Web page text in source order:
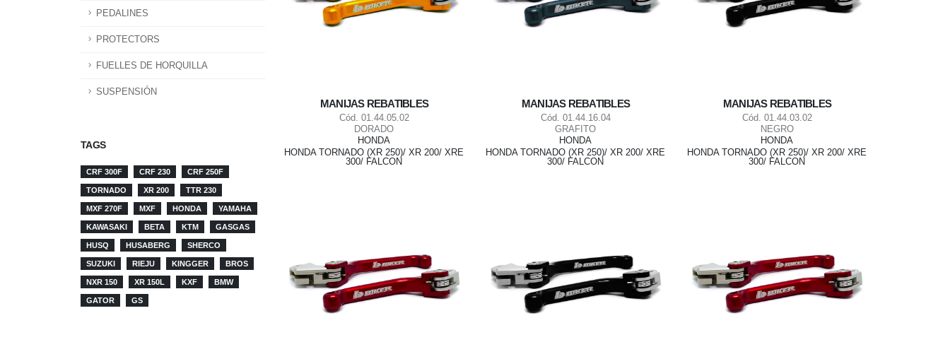
PEDALINES
PROTECTORS
FUELLES DE HORQUILLA
SUSPENSIÓN
TAGS
CRF 300F CRF 230 CRF 250F
TORNADO XR 200 TTR 230
MXF 270F MXF HONDA YAMAHA
KAWASAKI BETA KTM GASGAS
HUSQ HUSABERG SHERCO
SUZUKI RIEJU KINGGER BROS
NXR 150 XR 150L KXF BMW
GATOR GS
MANIJAS REBATIBLES
Cód. 01.44.05.02
DORADO
HONDA
HONDA TORNADO (XR 250)/ XR 200/ XRE
300/ FALCON
MANIJAS REBATIBLES
Cód. 01.44.16.04
GRAFITO
HONDA
HONDA TORNADO (XR 250)/ XR 200/ XRE
300/ FALCON
MANIJAS REBATIBLES
Cód. 01.44.03.02
NEGRO
HONDA
HONDA TORNADO (XR 250)/ XR 200/ XRE
300/ FALCON